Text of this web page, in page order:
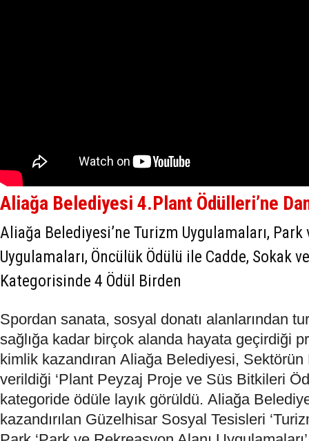
Aliağa Belediyesi 4.Plant Ödülleri’ne
Aliağa Belediyesi’ne Turizm Uygulamaları, Park
Uygulamaları, Öncülük Ödülü ile Cadde, Sokak
Kategorisinde 4 Ödül Birden
Spordan sanata, sosyal donatı alanlarından
sağlığa kadar birçok alanda hayata geçirdiği
kimlik kazandıran Aliağa Belediyesi, Sektörün
verildiği ‘Plant Peyzaj Proje ve Süs Bitkileri
kategoride ödüle layık görüldü. Aliağa
kazandırılan Güzelhisar Sosyal Tesisleri